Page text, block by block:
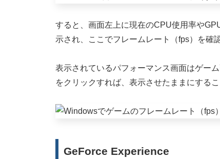
すると、画面左上に現在のCPU使用率や
示され、ここでフレームレート（fps）を確
表示されているパフォーマンス画面はゲー
をクリックすれば、表示させたままにするこ
GeForce Experience